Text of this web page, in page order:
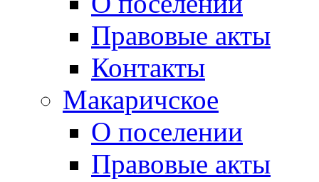
Правовые акты
Контакты
Макаричское
О поселении
Правовые акты